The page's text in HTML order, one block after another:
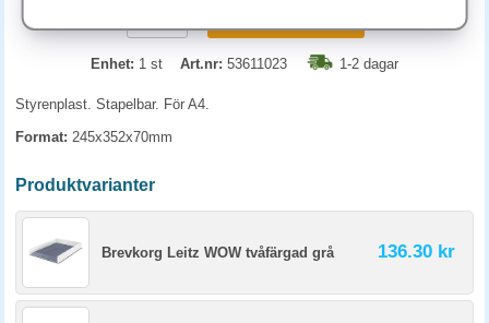
Enhet: 1 st Art.nr: 53611023 1-2 dagar
Styrenplast. Stapelbar. För A4.
Format: 245x352x70mm
Produktvarianter
Brevkorg Leitz WOW tvåfärgad grå 136.30 kr